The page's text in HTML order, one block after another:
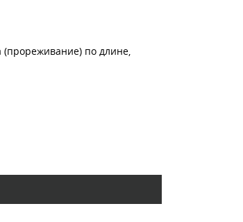
(прореживание) по длине,